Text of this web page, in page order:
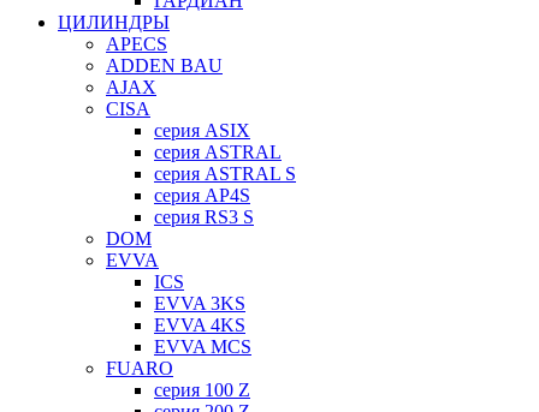
ЦИЛИНДРЫ
APECS
ADDEN BAU
AJAX
CISA
серия ASIX
серия ASTRAL
серия ASTRAL S
серия AP4S
серия RS3 S
DOM
EVVA
ICS
EVVA 3KS
EVVA 4KS
EVVA MCS
FUARO
серия 100 Z